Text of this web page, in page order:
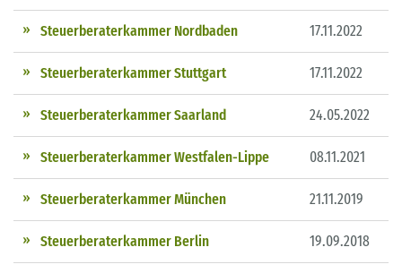
Steuerberaterkammer Nordbaden 17.11.2022
Steuerberaterkammer Stuttgart 17.11.2022
Steuerberaterkammer Saarland 24.05.2022
Steuerberaterkammer Westfalen-Lippe 08.11.2021
Steuerberaterkammer München 21.11.2019
Steuerberaterkammer Berlin 19.09.2018